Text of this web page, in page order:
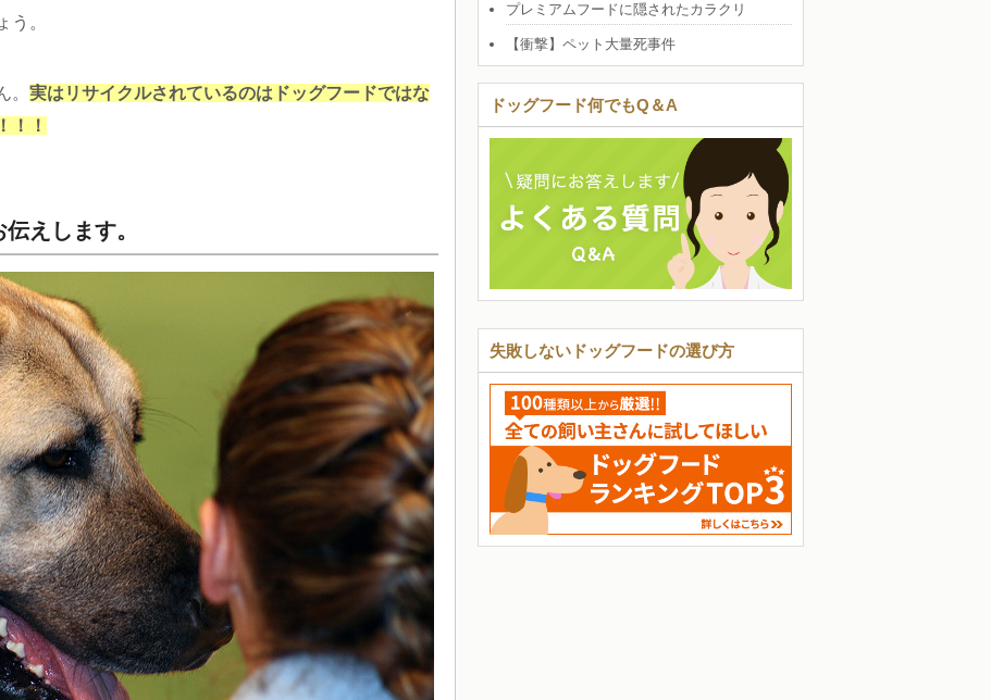
う。
。 実はリサイクルされているのはドッグフードではな
！！
えします。
プレミアムフードに隠されたカラクリ
【衝撃】ペット大量死事件
ドッグフード何でもQ＆A
失敗しないドッグフードの選び方